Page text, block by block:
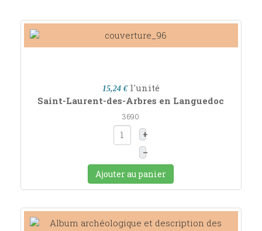
15,24 € l'unité
Saint-Laurent-des-Arbres en Languedoc
3690
+
–
Ajouter au panier